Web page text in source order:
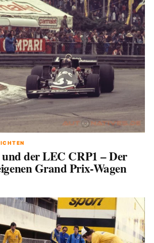
der LEC CRP1 – Der
Grand Prix-Wagen